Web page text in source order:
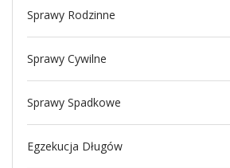
Sprawy Rodzinne
Sprawy Cywilne
Sprawy Spadkowe
Egzekucja Długów